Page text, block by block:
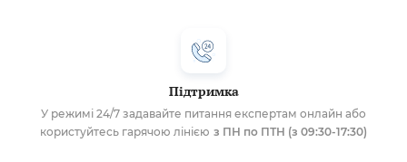
Підтримка
У режимі 24/7 задавайте питання експертам онлайн або
користуйтесь гарячою лінією з ПН по ПТН (з 09:30-17:30)